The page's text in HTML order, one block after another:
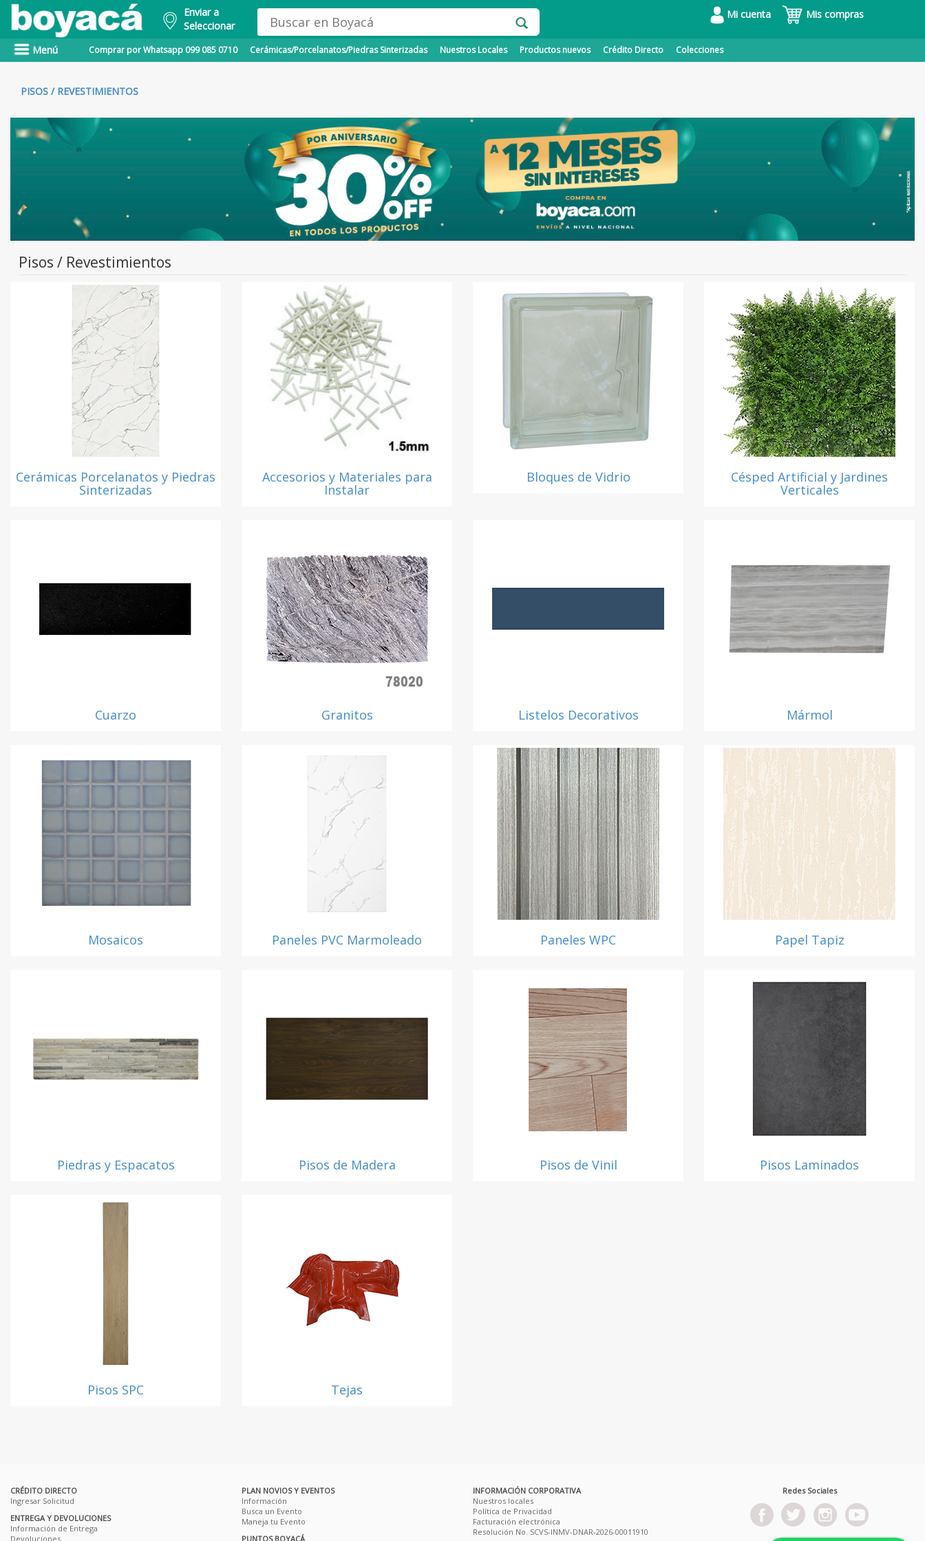
Enviar a
Seleccionar
Mi cuenta Mis compras
Menú Comprar por Whatsapp 099 085 0710 Cerámicas/Porcelanatos/Piedras Sinterizadas Nuestros Locales Productos nuevos Crédito Directo Colecciones
PISOS / REVESTIMIENTOS
Pisos / Revestimientos
Cerámicas Porcelanatos y Piedras
Sinterizadas
Accesorios y Materiales para
Instalar
Bloques de Vidrio Césped Artificial y Jardines
Verticales
Cuarzo Granitos Listelos Decorativos Mármol
Mosaicos Paneles PVC Marmoleado Paneles WPC Papel Tapiz
Piedras y Espacatos Pisos de Madera Pisos de Vinil Pisos Laminados
Pisos SPC Tejas
CRÉDITO DIRECTO
Ingresar Solicitud
ENTREGA Y DEVOLUCIONES
Información de Entrega
Devoluciones
PLAN NOVIOS Y EVENTOS
Información
Busca un Evento
Maneja tu Evento
PUNTOS BOYACÁ
INFORMACIÓN CORPORATIVA
Nuestros locales
Política de Privacidad
Facturación electrónica
Resolución No. SCVS-INMV-DNAR-2026-00011910
Redes Sociales